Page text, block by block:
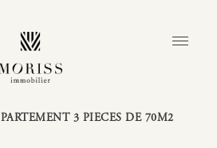
3 PIECES DE 70M2